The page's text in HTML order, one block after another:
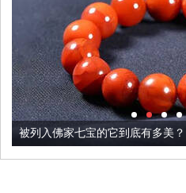
被列入佛家七宝的它到底有多美？